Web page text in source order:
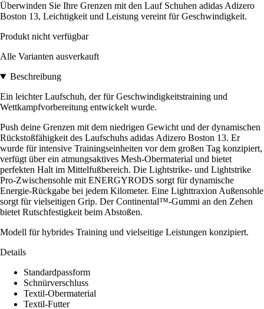
Überwinden Sie Ihre Grenzen mit den Lauf Schuhen adidas Adizero
Boston 13, Leichtigkeit und Leistung vereint für Geschwindigkeit.
Produkt nicht verfügbar
Alle Varianten ausverkauft
Beschreibung
Ein leichter Laufschuh, der für Geschwindigkeitstraining und
Wettkampfvorbereitung entwickelt wurde.
Push deine Grenzen mit dem niedrigen Gewicht und der dynamischen
Rückstoßfähigkeit des Laufschuhs adidas Adizero Boston 13. Er
wurde für intensive Trainingseinheiten vor dem großen Tag konzipiert,
verfügt über ein atmungsaktives Mesh-Obermaterial und bietet
perfekten Halt im Mittelfußbereich. Die Lightstrike- und Lightstrike
Pro-Zwischensohle mit ENERGYRODS sorgt für dynamische
Energie-Rückgabe bei jedem Kilometer. Eine Lighttraxion Außensohle
sorgt für vielseitigen Grip. Der Continental™-Gummi an den Zehen
bietet Rutschfestigkeit beim Abstoßen.
Modell für hybrides Training und vielseitige Leistungen konzipiert.
Details
Standardpassform
Schnürverschluss
Textil-Obermaterial
Textil-Futter